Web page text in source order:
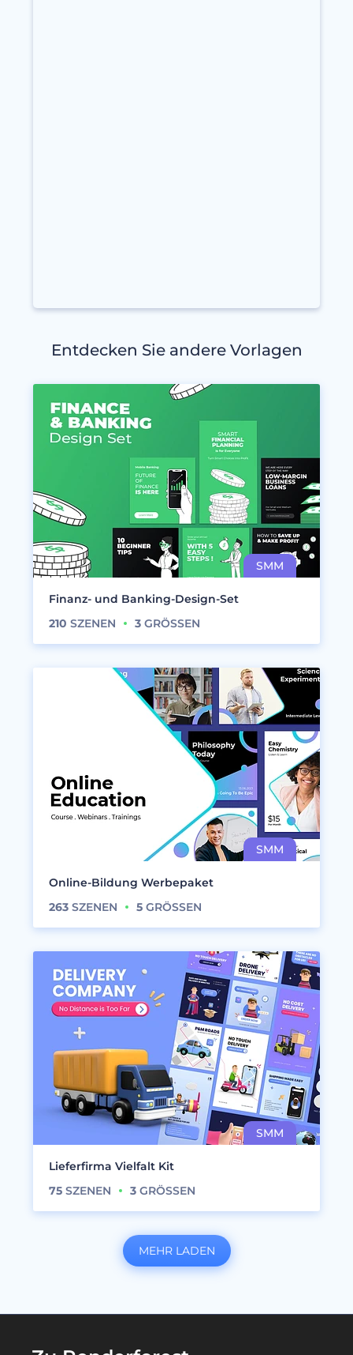
Entdecken Sie andere Vorlagen
Finanz- und Banking-Design-Set
210 SZENEN 3 GRÖSSEN
Online-Bildung Werbepaket
263 SZENEN 5 GRÖSSEN
Lieferfirma Vielfalt Kit
75 SZENEN 3 GRÖSSEN
MEHR LADEN